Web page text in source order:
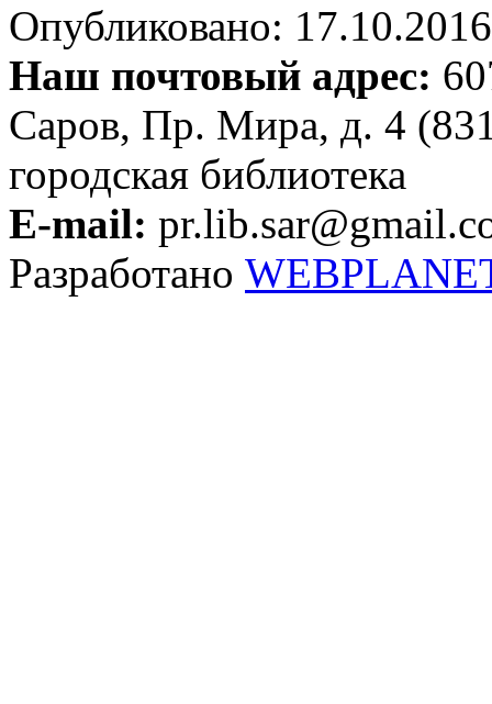
Опубликовано:
Наш почтовый адрес:
Саров, Пр. Мира, д. 4
городская библиотека
E-mail:
Разработано